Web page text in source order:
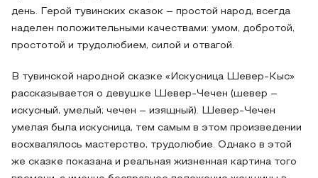
день. Герой тувинских сказок – простой народ, всегда
наделен положительными качествами: умом, добротой,
простотой и трудолюбием, силой и отвагой.
В тувинской народной сказке «Искусница Шевер-Кыс»
рассказывается о девушке Шевер-Чечен (шевер –
искусный, умелый; чечен – изящный). Шевер-Чечен
умелая была искусница, тем самым в этом произведении
восхвалялось мастерство, трудолюбие. Однако в этой
же сказке показана и реальная жизненная картина того